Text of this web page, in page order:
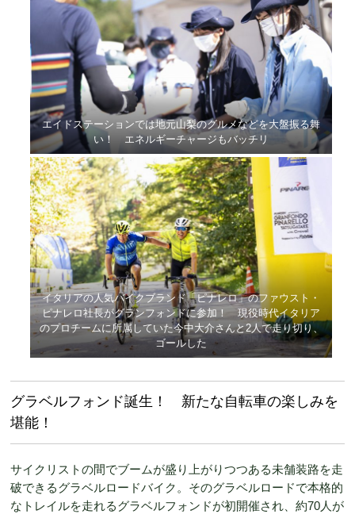
エイドステーションでは地元山梨のグルメなどを大盤振る舞
い！ エネルギーチャージもバッチリ
イタリアの人気バイクブランド「ピナレロ」のファウスト・
ピナレロ社長がグランフォンドに参加！ 現役時代イタリア
のプロチームに所属していた今中大介さんと2人で走り切り、
ゴールした
グラベルフォンド誕生！ 新たな自転車の楽しみを
堪能！
サイクリストの間でブームが盛り上がりつつある未舗装路を走
破できるグラベルロードバイク。そのグラベルロードで本格的
なトレイルを走れるグラベルフォンドが初開催され、約70人が